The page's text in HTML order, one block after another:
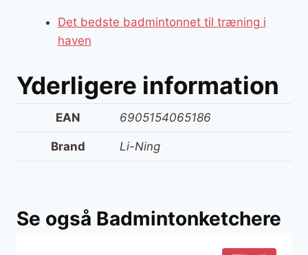
Det bedste badmintonnet til træning i
haven
Yderligere information
EAN 6905154065186
Brand Li-Ning
Se også Badmintonketchere